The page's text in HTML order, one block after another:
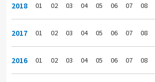
2018 01 02 03 04 05 06 07 08
2017 01 02 03 04 05 06 07 08
2016 01 02 03 04 05 06 07 08